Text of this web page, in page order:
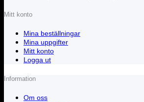
Mitt konto
Mina beställningar
Mina uppgifter
Mitt konto
Logga ut
Information
Om oss